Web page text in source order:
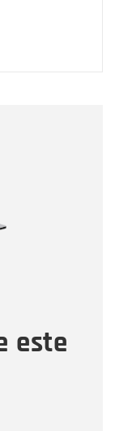
este